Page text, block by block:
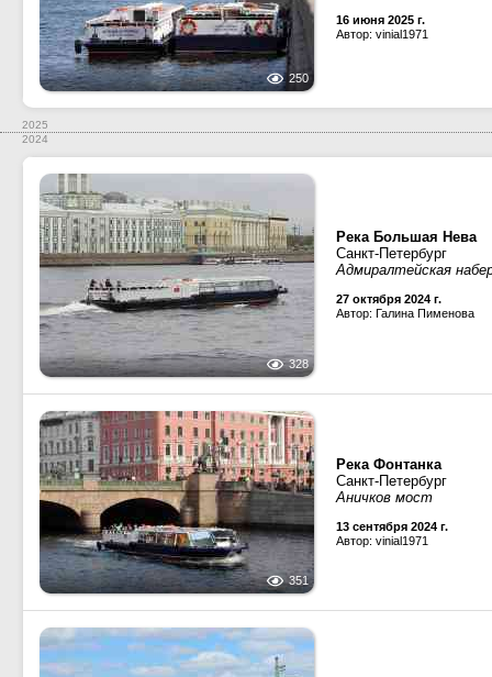
250
16 июня 2025 г.
Автор: vinial1971
2025
2024
328
Река Большая Нева
Санкт-Петербург
Адмиралтейская
27 октября 2024 г.
Автор: Галина Пименова
351
Река Фонтанка
Санкт-Петербург
Аничков мост
13 сентября 2024 г.
Автор: vinial1971